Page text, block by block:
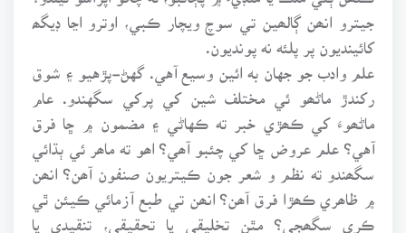
جيترو انھن ڳالھين تي سوچ ويچار ڪبي، اوترو اڃا ڊيگھ
کائينديون پر پلئه نه پونديون.
علم وادب جو جهان به ائين وسيع آهي. گهڻ-پڙهيو ۽ شوق
رکندڙ ماڻھو ئي مختلف شين کي پرکي سگهندو. عام
ماڻھوءَ کي ڪھڙي خبر ته ڪهاڻي ۽ مضمون ۾ ڇا فرق
آهي؟ علم عروض ڇا کي چئبو آھي؟ اھو ته ماھر ئي ٻڌائي
سگھندو ته نظم و شعر جون ڪيتريون صنفون آھن؟ انھن
۾ ظاھري ڪھڙا فرق آھن؟ انھن تي طبع آزمائي ڪيئن ٿي
ڪري سگھجي؟ مٿن تخليقي يا تحقيقي، تنقيدي يا